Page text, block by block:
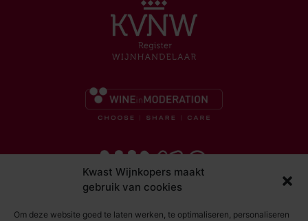
Kwast Wijnkopers maakt
gebruik van cookies
Om deze website goed te laten werken, te optimaliseren, personaliseren